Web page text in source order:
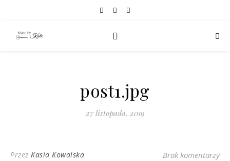
post1.jpg
27 listopada, 2019
Przez Kasia Kowalska Brak komentarzy